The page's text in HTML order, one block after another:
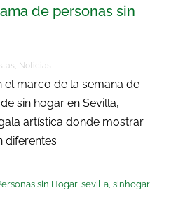
de personas sin
, Noticias
el marco de la semana de
sin hogar en Sevilla,
artística donde mostrar
diferentes
sin Hogar,sevilla,sinhogar